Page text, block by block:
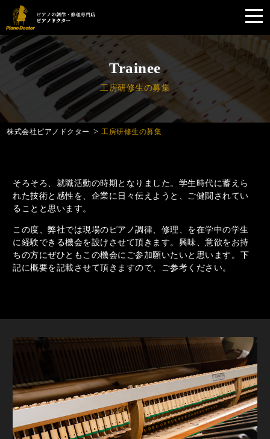
Skip
to
main
content
Trainee
工房研修生の募集
株式会社ピアノドクター >工房研修生の募集
そろそろ、就職活動の時期となりました。学生時代に蓄えら
れた技術と感性を、企業に日々伝えようと、ご健闘されてい
ることと思います。
この度、弊社では現場のピアノ調律、修理、を在学中の学生
に経験できる機会を設けさせて頂きます。興味、意欲をお持
ちの方にぜひともこの機会にご参加願いたいと思います。 下
記に概要を記載させて頂きますので、ご参考ください。